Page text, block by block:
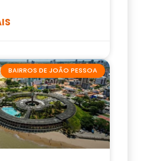
BAIRROS DE JOÃO PESSOA